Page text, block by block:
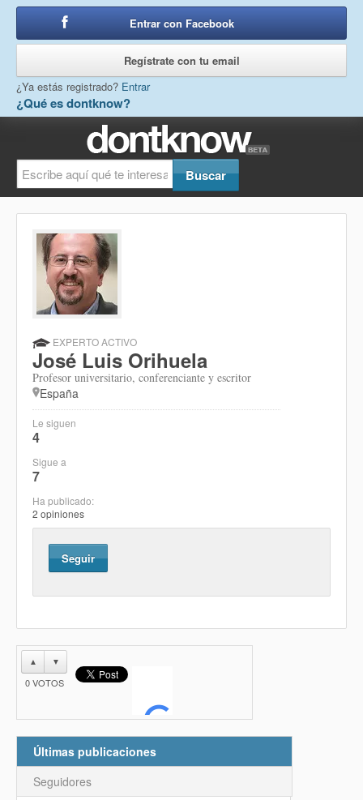
¿Qué es dontknow?
Entrar con Facebook
Regístrate con tu email
¿Ya estás registrado? Entrar
EXPERTO ACTIVO
José Luis Orihuela
Profesor universitario, conferenciante y escritor
España
Le siguen
4
Sigue a
7
Ha publicado:
2 opiniones
Seguir
▲ ▼
0VOTOS
Últimas publicaciones
Seguidores